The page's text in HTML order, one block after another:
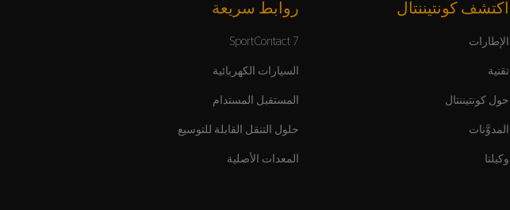
اكتشف كونتيننتال
الإطارات
تقنية
حول كونتيننتال
المدوَّنات
وكيلنا
روابط سريعة
SportContact 7
السيارات الكهربائية
المستقبل المستدام
حلول التنقل القابلة للتوسيع
المعدات الأصلية